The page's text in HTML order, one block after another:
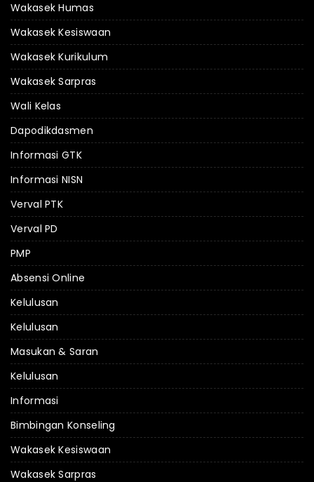
Wakasek Humas
Wakasek Kesiswaan
Wakasek Kurikulum
Wakasek Sarpras
Wali Kelas
Dapodikdasmen
Informasi GTK
Informasi NISN
Verval PTK
Verval PD
PMP
Absensi Online
Kelulusan
Kelulusan
Masukan & Saran
Kelulusan
Informasi
Bimbingan Konseling
Wakasek Kesiswaan
Wakasek Sarpras